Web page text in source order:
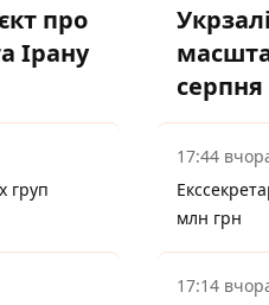
про
Ірану
серпня
груп
17:44
млн грн
17:14